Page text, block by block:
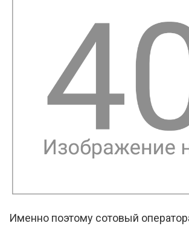
Именно поэтому сотовый